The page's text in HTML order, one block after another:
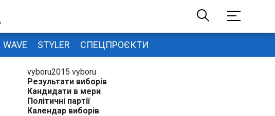
WAVE STYLER СПЕЦПРОЄКТИ
vyboru2015 vyboru
Результати виборів
Кандидати в мери
Політичні партії
Календар виборів